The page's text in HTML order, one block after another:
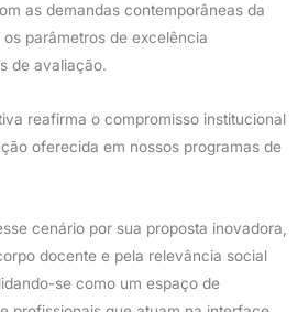
as demandas contemporâneas da
parâmetros de excelência
de avaliação.
reafirma o compromisso institucional
oferecida em nossos programas de
cenário por sua proposta inovadora,
docente e pela relevância social
se como um espaço de